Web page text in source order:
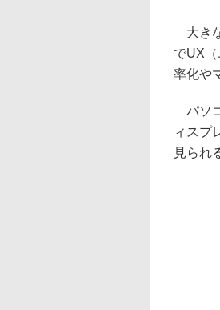
大き
でUX
率化や
パソ
ィスプ
見られ